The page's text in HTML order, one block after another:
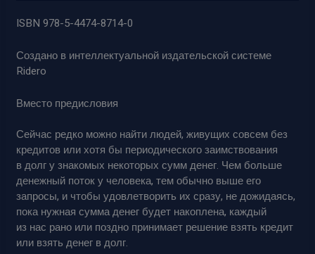
ISBN 978-5-4474-8714-0
Создано в интеллектуальной издательской системе
Ridero
Вместо предисловия
Сейчас редко можно найти людей, живущих совсем без
кредитов или хотя бы периодического заимствования
в долг у знакомых некоторых сумм денег. Чем больше
денежный поток у человека, тем обычно выше его
запросы, и чтобы удовлетворить их сразу, не дожидаясь,
пока нужная сумма денег будет накоплена, каждый
из нас рано или поздно принимает решение взять кредит
или взять денег в долг.